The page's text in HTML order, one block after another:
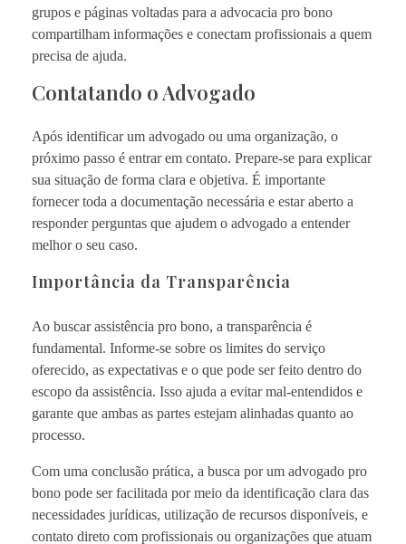
grupos e páginas voltadas para a advocacia pro bono
compartilham informações e conectam profissionais a quem
precisa de ajuda.
Contatando o Advogado
Após identificar um advogado ou uma organização, o
próximo passo é entrar em contato. Prepare-se para explicar
sua situação de forma clara e objetiva. É importante
fornecer toda a documentação necessária e estar aberto a
responder perguntas que ajudem o advogado a entender
melhor o seu caso.
Importância da Transparência
Ao buscar assistência pro bono, a transparência é
fundamental. Informe-se sobre os limites do serviço
oferecido, as expectativas e o que pode ser feito dentro do
escopo da assistência. Isso ajuda a evitar mal-entendidos e
garante que ambas as partes estejam alinhadas quanto ao
processo.
Com uma conclusão prática, a busca por um advogado pro
bono pode ser facilitada por meio da identificação clara das
necessidades jurídicas, utilização de recursos disponíveis, e
contato direto com profissionais ou organizações que atuam